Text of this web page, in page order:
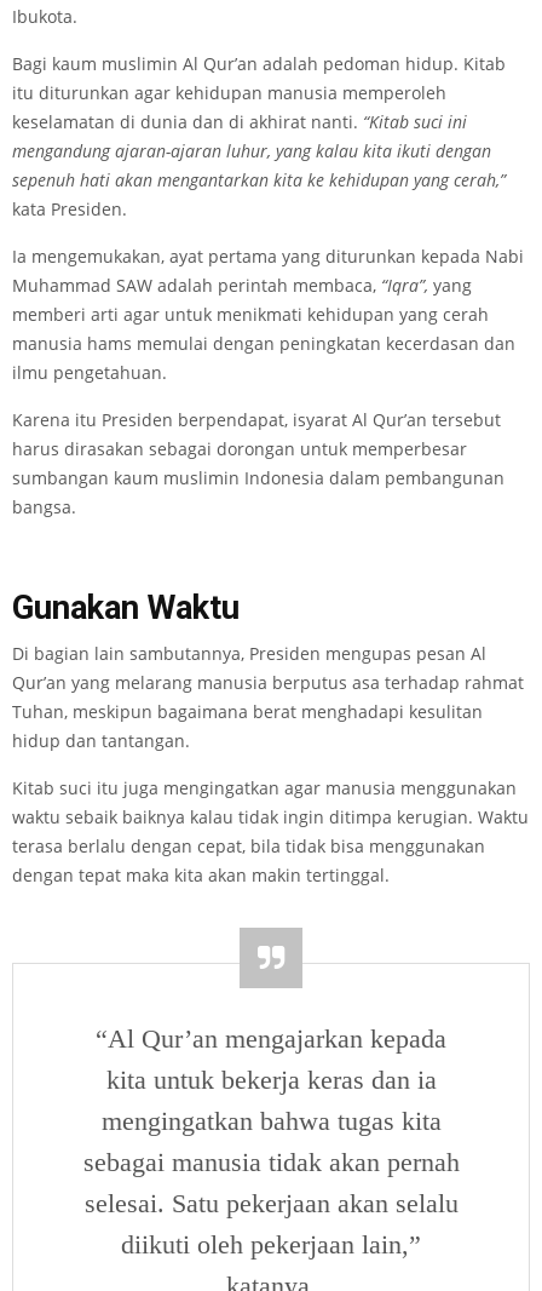
Ibukota.
Bagi kaum muslimin Al Qur’an adalah pedoman hidup. Kitab
itu diturunkan agar kehidupan manusia memperoleh
keselamatan di dunia dan di akhirat nanti. “Kitab suci ini
mengandung ajaran-ajaran luhur, yang kalau kita ikuti dengan
sepenuh hati akan mengantarkan kita ke kehidupan yang cerah,”
kata Presiden.
Ia mengemukakan, ayat pertama yang diturunkan kepada Nabi
Muhammad SAW adalah perintah membaca, “Iqra”, yang
memberi arti agar untuk menikmati kehidupan yang cerah
manusia hams memulai dengan peningkatan kecerdasan dan
ilmu pengetahuan.
Karena itu Presiden berpendapat, isyarat Al Qur’an tersebut
harus dirasakan sebagai dorongan untuk memperbesar
sumbangan kaum muslimin Indonesia dalam pembangunan
bangsa.
Gunakan Waktu
Di bagian lain sambutannya, Presiden mengupas pesan Al
Qur’an yang melarang manusia berputus asa terhadap rahmat
Tuhan, meskipun bagaimana berat menghadapi kesulitan
hidup dan tantangan.
Kitab suci itu juga mengingatkan agar manusia menggunakan
waktu sebaik­ baiknya kalau tidak ingin ditimpa kerugian. Waktu
terasa berlalu dengan cepat, bila tidak bisa menggunakan
dengan tepat maka kita akan makin tertinggal.
“Al Qur’an mengajarkan kepada
kita untuk bekerja keras dan ia
mengingatkan bahwa tugas kita
sebagai manusia tidak akan pernah
selesai. Satu pekerjaan akan selalu
diikuti oleh pekerjaan lain,”